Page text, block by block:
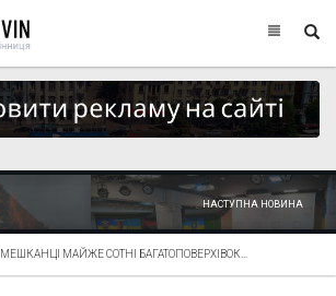
НАСТУПНА НОВИНА
МЕШКАНЦІ МАЙЖЕ СОТНІ БАГАТОПОВЕРХІВОК...